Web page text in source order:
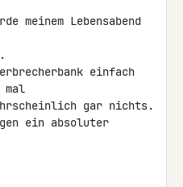
meinem Lebensabend
einfach
gar nichts.
ein absoluter